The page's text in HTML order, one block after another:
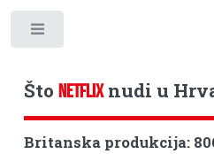
Što NETFLIXnudi u
Britanska produkcija: